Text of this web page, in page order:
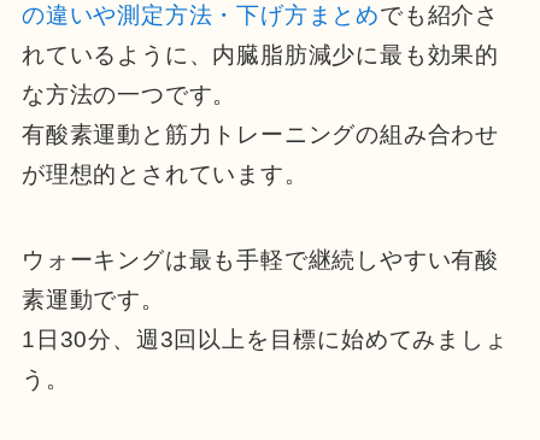
の違いや測定方法・下げ方まとめでも紹介さ
れているように、内臓脂肪減少に最も効果的
な方法の一つです。
有酸素運動と筋力トレーニングの組み合わせ
が理想的とされています。
ウォーキングは最も手軽で継続しやすい有酸
素運動です。
1日30分、週3回以上を目標に始めてみましょ
う。